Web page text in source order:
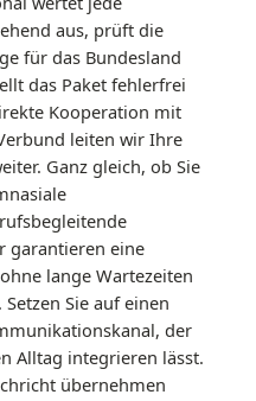
aus, prüft die
für das Bundesland
das Paket fehlerfrei
Kooperation mit
leiten wir Ihre
Ganz gleich, ob Sie
garantieren eine
lange Wartezeiten
Sie auf einen
der
Alltag integrieren lässt.
übernehmen